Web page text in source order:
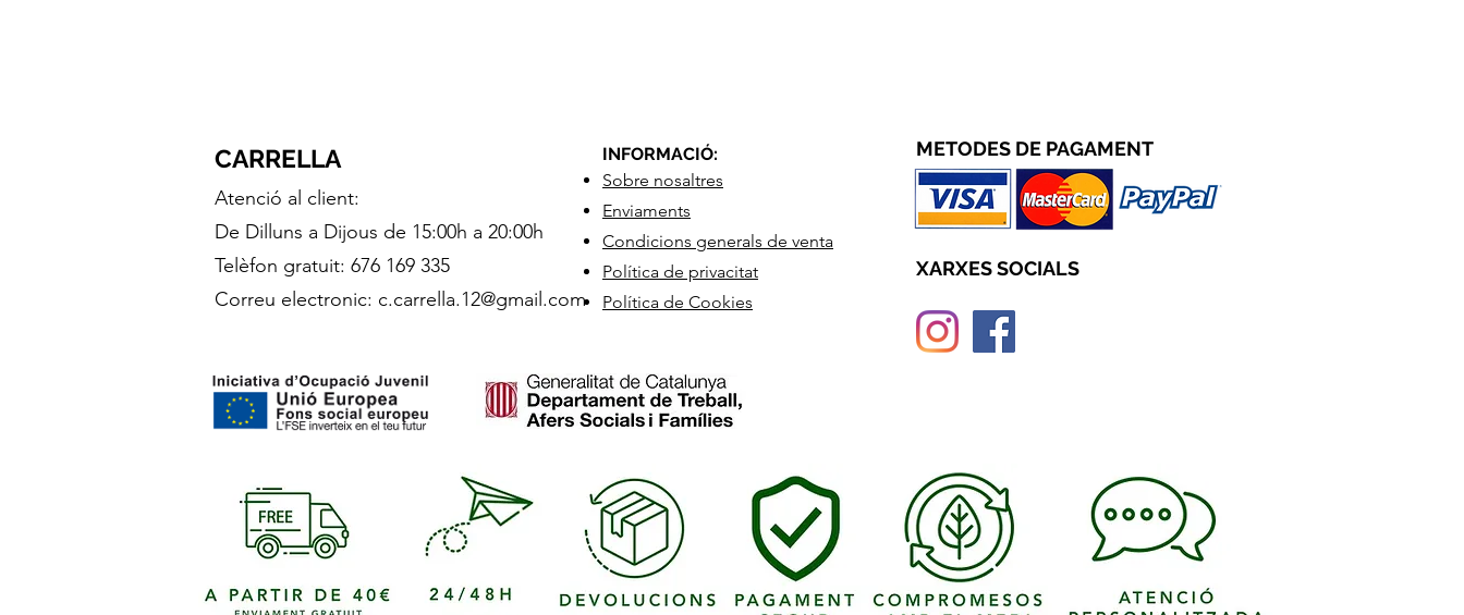
CARRELLA
Atenció al client:
De Dilluns a Dijous de 15:00h a 20:00h
Telèfon gratuit: 676 169 335
Correu electronic: c.carrella.12@gmail.com
INFORMACIÓ:
Sobre nosaltres
Enviaments
Condicions generals de venta
Política de privacitat
Política de Cookies
METODES DE PAGAMENT
XARXES SOCIALS